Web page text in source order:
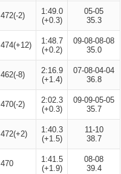
472(-2)
1:49.0
(+0.3)
05-05
35.3
474(+12)
1:48.7
(+0.2)
09-08-08-08
35.0
462(-8)
2:16.9
(+1.4)
07-08-04-04
36.8
470(-2)
2:02.3
(+0.3)
09-09-05-05
35.7
472(+2)
1:40.3
(+1.5)
11-10
38.7
470
1:41.5
(+1.9)
08-08
39.4